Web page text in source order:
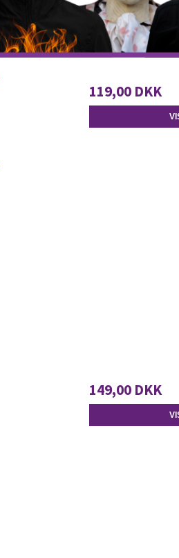
119,00 DKK
149,00 DKK